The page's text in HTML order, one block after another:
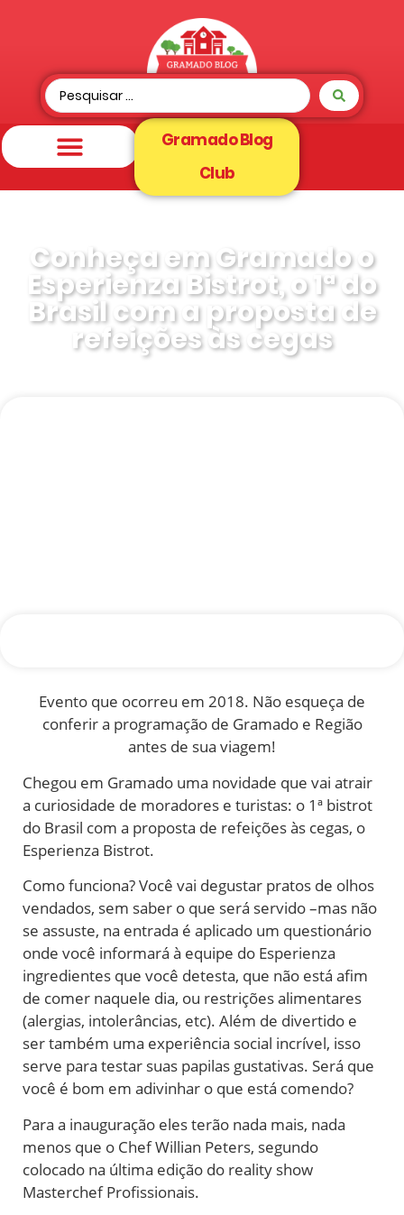
Gramado Blog
Club
Conheça em Gramado o
Esperienza Bistrot, o 1ª do
Brasil com a proposta de
refeições às cegas
Evento que ocorreu em 2018. Não esqueça de
conferir a programação de Gramado e Região
antes de sua viagem!
Chegou em Gramado uma novidade que vai atrair
a curiosidade de moradores e turistas: o 1ª bistrot
do Brasil com a proposta de refeições às cegas, o
Esperienza Bistrot.
Como funciona? Você vai degustar pratos de olhos
vendados, sem saber o que será servido –mas não
se assuste, na entrada é aplicado um questionário
onde você informará à equipe do Esperienza
ingredientes que você detesta, que não está afim
de comer naquele dia, ou restrições alimentares
(alergias, intolerâncias, etc). Além de divertido e
ser também uma experiência social incrível, isso
serve para testar suas papilas gustativas. Será que
você é bom em adivinhar o que está comendo?
Para a inauguração eles terão nada mais, nada
menos que o Chef Willian Peters, segundo
colocado na última edição do reality show
Masterchef Profissionais.